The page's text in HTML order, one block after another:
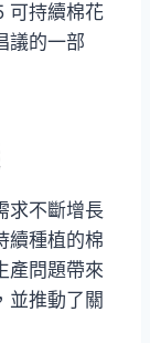
可持續棉花
議的一部
求不斷增長
續種植的棉
產問題帶來
並推動了關